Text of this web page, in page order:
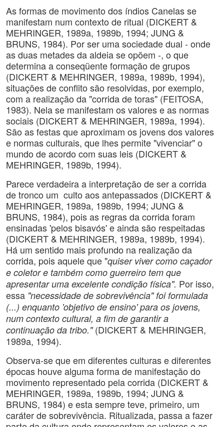
As formas de movimento dos índios Canelas se
manifestam num contexto de ritual (DICKERT &
MEHRINGER, 1989a, 1989b, 1994; JUNG &
BRUNS, 1984). Por ser uma sociedade dual - onde
as duas metades da aldeia se opõem -, o que
determina a conseqüente formação de grupos
(DICKERT & MEHRINGER, 1989a, 1989b, 1994),
situações de conflito são resolvidas, por exemplo,
com a realização da "corrida de toras" (FEITOSA,
1983). Nela se manifestam os valores e as normas
sociais (DICKERT & MEHRINGER, 1989a, 1994).
São as festas que aproximam os jovens dos valores
e normas culturais, que lhes permite "vivenciar" o
mundo de acordo com suas leis (DICKERT &
MEHRINGER, 1989b, 1994).
Parece verdadeira a interpretação de ser a corrida
de tronco um culto aos antepassados (DICKERT &
MEHRINGER, 1989a, 1989b, 1994; JUNG &
BRUNS, 1984), pois as regras da corrida foram
ensinadas 'pelos bisavós' e ainda são respeitadas
(DICKERT & MEHRINGER, 1989a, 1989b, 1994).
Há um sentido mais profundo na realização da
corrida, pois aquele que "quiser viver como caçador
e coletor e também como guerreiro tem que
apresentar uma excelente condição física". Por isso,
essa "necessidade de sobrevivência" foi formulada
(...) enquanto 'objetivo de ensino' para os jovens,
num contexto cultural, a fim de garantir a
continuação da tribo."(DICKERT & MEHRINGER,
1989a, 1994).
Observa-se que em diferentes culturas e diferentes
épocas houve alguma forma de manifestação do
movimento representado pela corrida (DICKERT &
MEHRINGER, 1989a, 1989b, 1994; JUNG &
BRUNS, 1984) e esta sempre teve, primeiro, um
caráter de sobrevivência. Ritualizada, passa a fazer